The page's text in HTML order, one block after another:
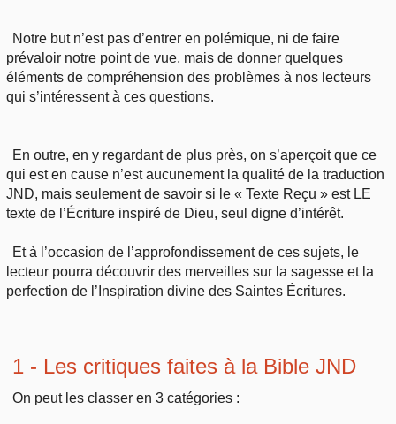
Notre but n’est pas d’entrer en polémique, ni de faire
prévaloir notre point de vue, mais de donner quelques
éléments de compréhension des problèmes à nos lecteurs
qui s’intéressent à ces questions.
En outre, en y regardant de plus près, on s’aperçoit que ce
qui est en cause n’est aucunement la qualité de la traduction
JND, mais seulement de savoir si le « Texte Reçu » est LE
texte de l’Écriture inspiré de Dieu, seul digne d’intérêt.
Et à l’occasion de l’approfondissement de ces sujets, le
lecteur pourra découvrir des merveilles sur la sagesse et la
perfection de l’Inspiration divine des Saintes Écritures.
1 - Les critiques faites à la Bible JND
On peut les classer en 3 catégories :